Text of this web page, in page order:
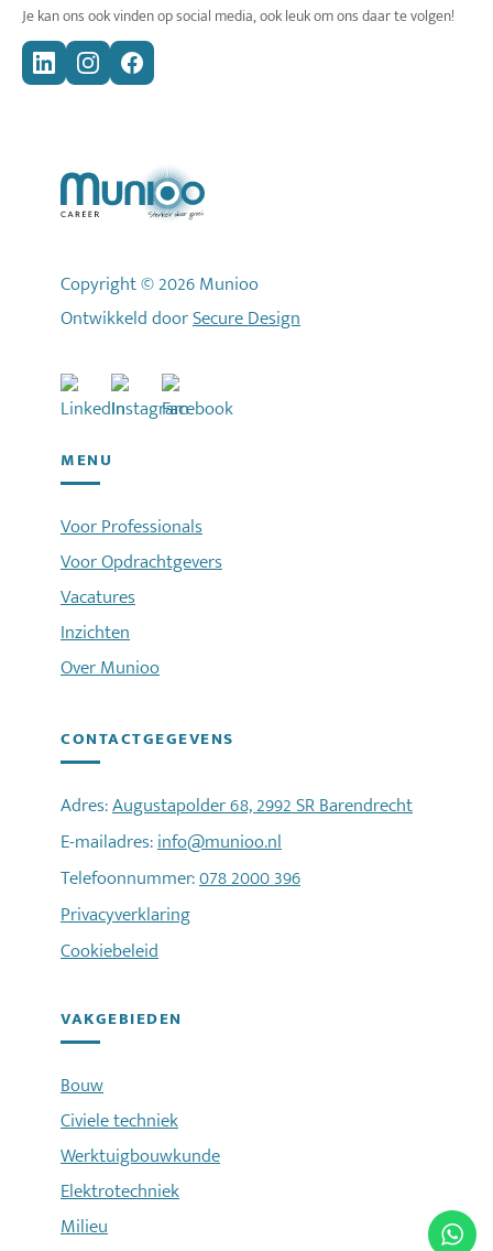
Je kan ons ook vinden op social media, ook leuk om ons daar te volgen!
Copyright © 2026 Munioo
Ontwikkeld doorSecure Design
MENU
Voor Professionals
Voor Opdrachtgevers
Vacatures
Inzichten
Over Munioo
CONTACTGEGEVENS
Adres:Augustapolder 68, 2992 SR Barendrecht
E-mailadres:info@munioo.nl
Telefoonnummer:078 2000 396
Privacyverklaring
Cookiebeleid
VAKGEBIEDEN
Bouw
Civiele techniek
Werktuigbouwkunde
Elektrotechniek
Milieu